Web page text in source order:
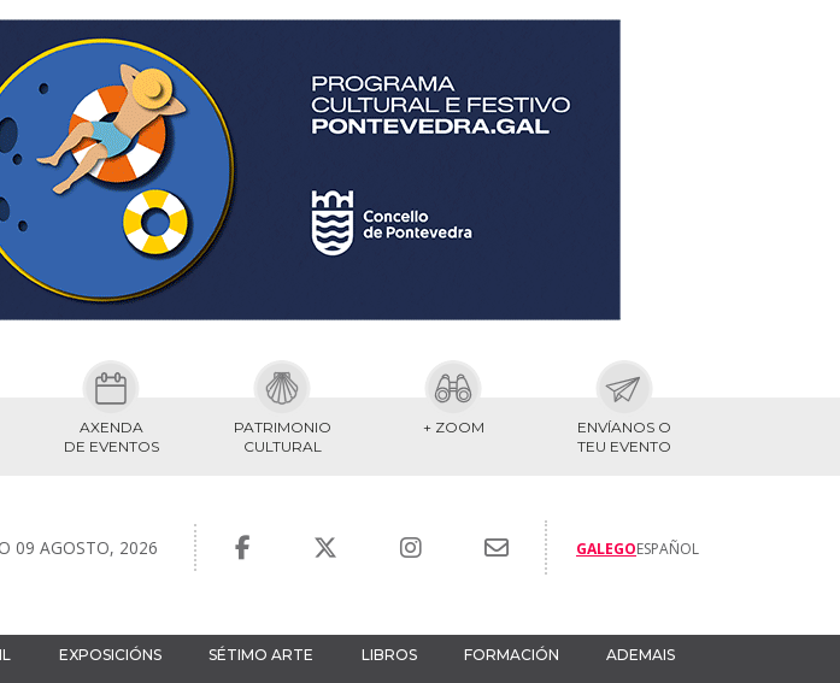
AXENDA
DE EVENTOS
PATRIMONIO
CULTURAL
+ ZOOM
ENVÍANOS O
TEU EVENTO
09 AGOSTO, 2026 GALEGOESPAÑOL
EXPOSICIÓNS SÉTIMO ARTE LIBROS FORMACIÓN ADEMAIS